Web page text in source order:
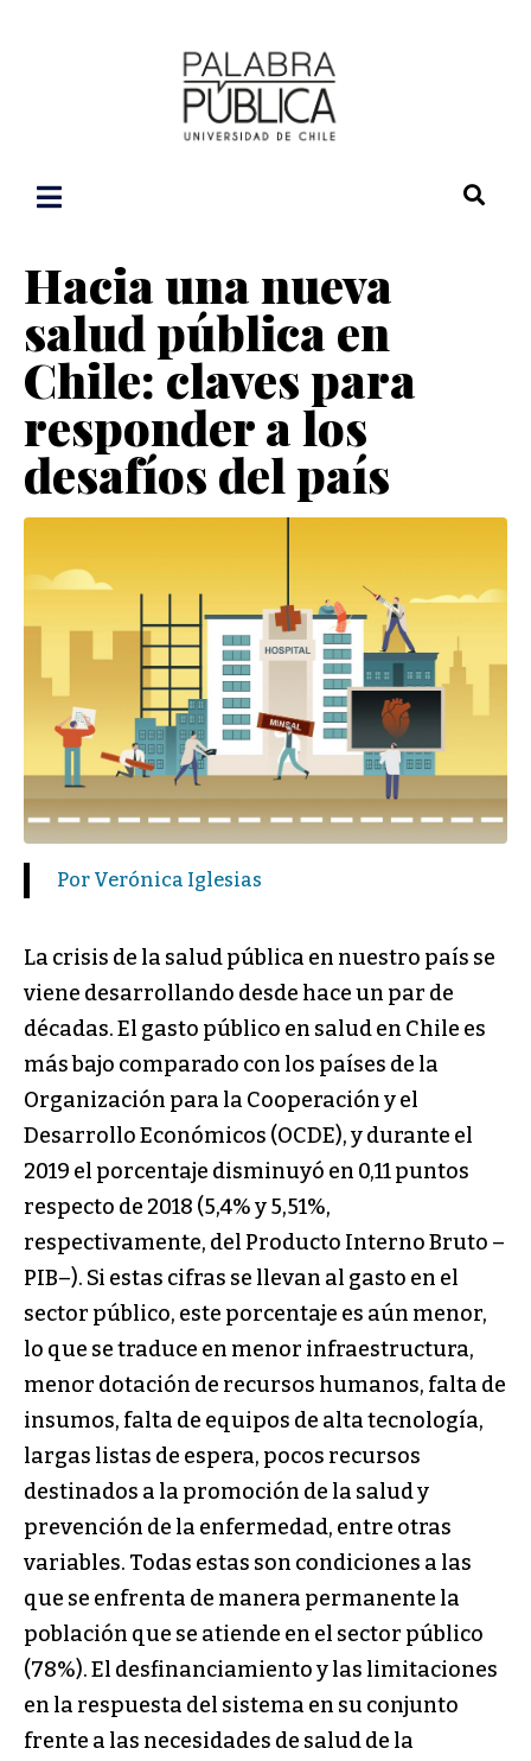
Hacia una nueva
salud pública en
Chile: claves para
responder a los
desafíos del país
Por Verónica Iglesias
La crisis de la salud pública en nuestro país se
viene desarrollando desde hace un par de
décadas. El gasto público en salud en Chile es
más bajo comparado con los países de la
Organización para la Cooperación y el
Desarrollo Económicos (OCDE), y durante el
2019 el porcentaje disminuyó en 0,11 puntos
respecto de 2018 (5,4% y 5,51%,
respectivamente, del Producto Interno Bruto –
PIB–). Si estas cifras se llevan al gasto en el
sector público, este porcentaje es aún menor,
lo que se traduce en menor infraestructura,
menor dotación de recursos humanos, falta de
insumos, falta de equipos de alta tecnología,
largas listas de espera, pocos recursos
destinados a la promoción de la salud y
prevención de la enfermedad, entre otras
variables. Todas estas son condiciones a las
que se enfrenta de manera permanente la
población que se atiende en el sector público
(78%). El desfinanciamiento y las limitaciones
en la respuesta del sistema en su conjunto
frente a las necesidades de salud de la